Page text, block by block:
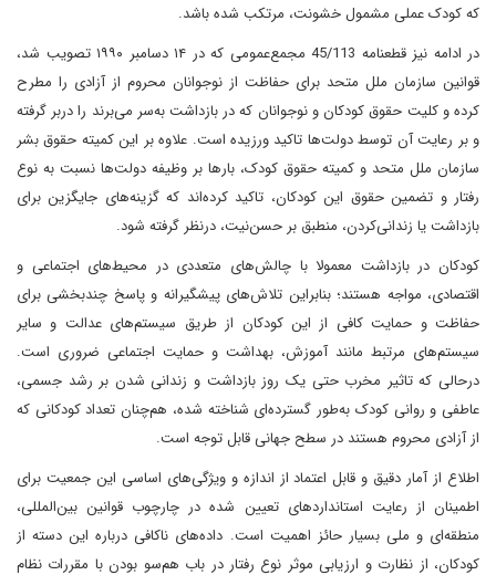
که کودک عملی مشمول خشونت، مرتکب شده باشد.
در ادامه نیز قطعنامه 45/113 مجمع‌عمومی که در ۱۴ دسامبر ۱۹۹۰ تصویب شد،
قوانین سازمان ملل متحد برای حفاظت از نوجوانان محروم از آزادی را مطرح
کرده و کلیت حقوق کودکان و نوجوانان که در بازداشت به‌سر می‌برند را دربر گرفته
و بر رعایت آن توسط دولت‌ها تاکید ورزیده است. علاوه بر این کمیته حقوق بشر
سازمان ملل متحد و کمیته حقوق کودک، بارها بر وظیفه دولت‌ها نسبت به نوع
رفتار و تضمین حقوق این کودکان، تاکید کرده‌اند که گزینه‌های جایگزین برای
بازداشت یا زندانی‌کردن، منطبق بر حسن‌نیت، درنظر گرفته شود.
کودکان در بازداشت معمولا با چالش‌های متعددی در محیط‌های اجتماعی و
اقتصادی، مواجه هستند؛ بنابراین تلاش‌های پیشگیرانه و پاسخ چندبخشی برای
حفاظت و حمایت کافی از این کودکان از طریق سیستم‌های عدالت و سایر
سیستم‌های مرتبط مانند آموزش، بهداشت و حمایت اجتماعی ضروری است.
درحالی که تاثیر مخرب حتی یک روز بازداشت و زندانی شدن بر رشد جسمی،
عاطفی و روانی کودک به‌طور گسترده‌ای شناخته شده، هم‌چنان تعداد کودکانی که
از آزادی محروم هستند در سطح جهانی قابل توجه است.
اطلاع از آمار دقیق و قابل اعتماد از اندازه و ویژگی‌های اساسی این جمعیت برای
اطمینان از رعایت استانداردهای تعیین شده در چارچوب قوانین بین‌المللی،
منطقه‌ای و ملی بسیار حائز اهمیت است. داده‌های ناکافی درباره این دسته از
کودکان، از نظارت و ارزیابی موثر نوع رفتار در باب هم‌سو بودن با مقررات نظام